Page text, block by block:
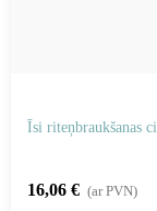
Īsi riteņbraukšanas
16,06 € (ar PVN)